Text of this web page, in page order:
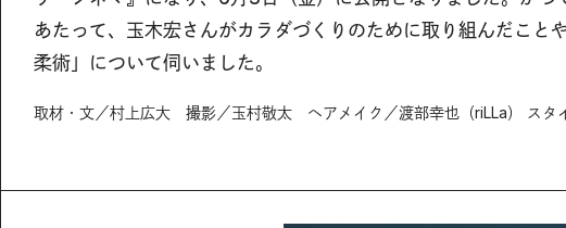
あたって、玉木宏さんがカラダづくりのために取り組んだこ
柔術」について伺いました。
取材・文／村上広大 撮影／玉村敬太 ヘアメイク／渡部幸也（riLLa） スタ